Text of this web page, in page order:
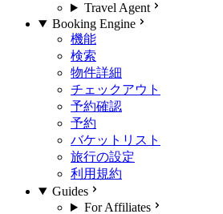
Travel Agent
Booking Engine
機能
検索
物件詳細
チェックアウト
予約確認
予約
バケットリスト
旅行の設定
利用規約
Guides
For Affiliates